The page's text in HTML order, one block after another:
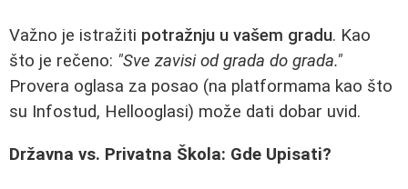
Važno je istražiti potražnju u vašem gradu. Kao
što je rečeno: "Sve zavisi od grada do grada."
Provera oglasa za posao (na platformama kao što
su Infostud, Hellooglasi) može dati dobar uvid.
Državna vs. Privatna Škola: Gde Upisati?